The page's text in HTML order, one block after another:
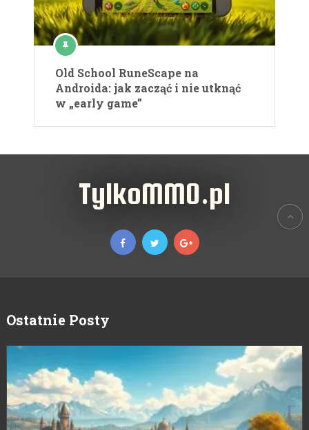
Old School RuneScape na
Androida: jak zacząć i nie utknąć
w „early game”
TylkoMMO.pl
Ostatnie Posty